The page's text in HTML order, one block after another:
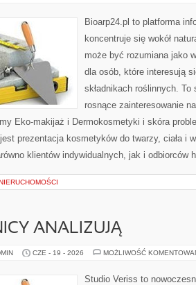
Bioarp24.pl to platforma
koncentruje się wokół
może być rozumiana jako
dla osób, które interesują
składnikach roślinnych.
rosnące zainteresowanie
Eko-makijaż i Dermokosmetyki i skóra
prezentacja kosmetyków do twarzy, ciała i
klientów indywidualnych, jak i
ANALIZUJĄ
CZE - 19 - 2026 MOŻLIWOŚĆ
Studio Veriss to